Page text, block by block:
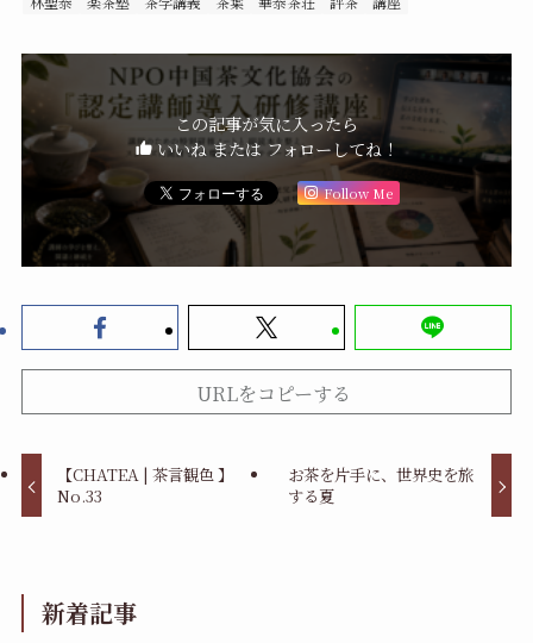
この記事が気に入ったら
いいね または フォローしてね！
Follow Me
URLをコピーする
【CHATEA | 茶言観色 】
No.33
お茶を片手に、世界史を旅
する夏
新着記事